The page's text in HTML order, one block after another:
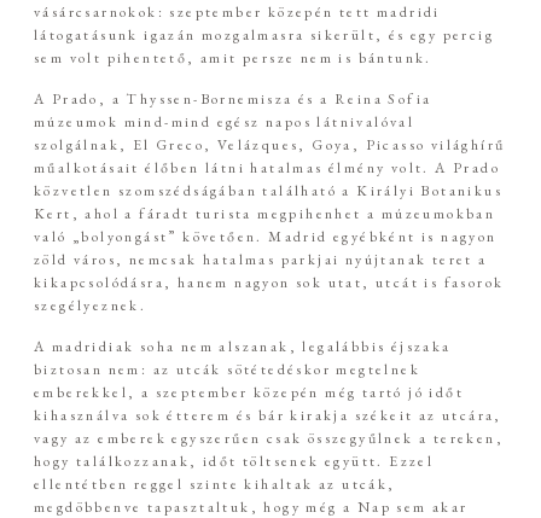
vásárcsarnokok: szeptember közepén tett madridi
látogatásunk igazán mozgalmasra sikerült, és egy percig
sem volt pihentető, amit persze nem is bántunk.
A Prado, a Thyssen-Bornemisza és a Reina Sofia
múzeumok mind-mind egész napos látnivalóval
szolgálnak, El Greco, Velázques, Goya, Picasso világhírű
műalkotásait élőben látni hatalmas élmény volt. A Prado
közvetlen szomszédságában található a Királyi Botanikus
Kert, ahol a fáradt turista megpihenhet a múzeumokban
való „bolyongást” követően. Madrid egyébként is nagyon
zöld város, nemcsak hatalmas parkjai nyújtanak teret a
kikapcsolódásra, hanem nagyon sok utat, utcát is fasorok
szegélyeznek.
A madridiak soha nem alszanak, legalábbis éjszaka
biztosan nem: az utcák sötétedéskor megtelnek
emberekkel, a szeptember közepén még tartó jó időt
kihasználva sok étterem és bár kirakja székeit az utcára,
vagy az emberek egyszerűen csak összegyűlnek a tereken,
hogy találkozzanak, időt töltsenek együtt. Ezzel
ellentétben reggel szinte kihaltak az utcák,
megdöbbenve tapasztaltuk, hogy még a Nap sem akar